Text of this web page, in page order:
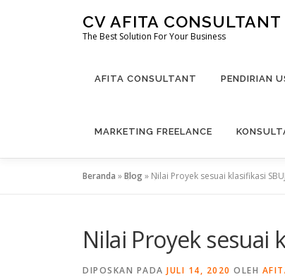
CV AFITA CONSULTANT
The Best Solution For Your Business
AFITA CONSULTANT PENDIRIAN
MARKETING FREELANCE
Beranda »Blog» Nilai Proyek sesuai klasifikasi
Nilai Proyek sesuai
DIPOSKAN PADA JULI 14, 2020 OLEH